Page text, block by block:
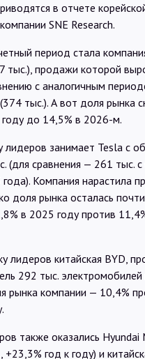
@Infotek_Russia
в отчете
SNE Research.
период стала
тыс.), продажи которой
с аналогичным
тыс.). А вот доля рынка
до 14,5% в 2026-м.
лидеров занимает Tesla с
(для сравнения — 261 тыс. с
Компания нарастила
доля рынка осталась почти
в 2025 году против
лидеров китайская BYD,
292 тыс.
рынка компании — 10,4%
также оказались
год к году) и